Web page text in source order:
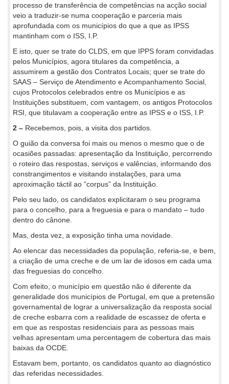
processo de transferência de competências na acção social
veio a traduzir-se numa cooperação e parceria mais
aprofundada com os municípios do que a que as IPSS
mantinham com o ISS, I.P.
E isto, quer se trate do CLDS, em que IPPS foram convidadas
pelos Municípios, agora titulares da competência, a
assumirem a gestão dos Contratos Locais; quer se trate do
SAAS – Serviço de Atendimento e Acompanhamento Social,
cujos Protocolos celebrados entre os Municípios e as
Instituições substituem, com vantagem, os antigos Protocolos
RSI, que titulavam a cooperação entre as IPSS e o ISS, I.P.
2 – Recebemos, pois, a visita dos partidos.
O guião da conversa foi mais ou menos o mesmo que o de
ocasiões passadas: apresentação da Instituição, percorrendo
o roteiro das respostas, serviços e valências, informando dos
constrangimentos e visitando instalações, para uma
aproximação táctil ao “corpus” da Instituição.
Pelo seu lado, os candidatos explicitaram o seu programa
para o concelho, para a freguesia e para o mandato – tudo
dentro do cânone.
Mas, desta vez, a exposição tinha uma novidade.
Ao elencar das necessidades da população, referia-se, e bem,
a criação de uma creche e de um lar de idosos em cada uma
das freguesias do concelho.
Com efeito, o município em questão não é diferente da
generalidade dos municípios de Portugal, em que a pretensão
governamental de lograr a universalização da resposta social
de creche esbarra com a realidade de escassez de oferta e
em que as respostas residenciais para as pessoas mais
velhas apresentam uma percentagem de cobertura das mais
baixas da OCDE.
Estavam bem, portanto, os candidatos quanto ao diagnóstico
das referidas necessidades.